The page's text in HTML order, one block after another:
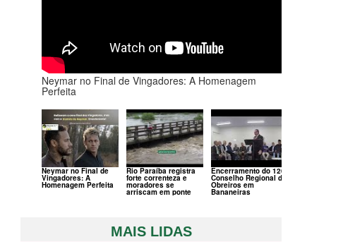
Neymar no Final de Vingadores: A Homenagem
Perfeita
Neymar no Final de
Vingadores: A
Homenagem Perfeita
Rio Paraíba registra
forte correnteza e
moradores se
arriscam em ponte
Encerramento do 120º
Conselho Regional de
Obreiros em
Bananeiras
MAIS LIDAS